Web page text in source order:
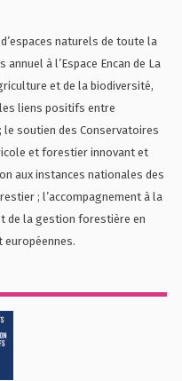
naturels de toute la
à l’Espace Encan de La
et de la biodiversité,
liens positifs entre
soutien des Conservatoires
et forestier innovant et
aux instances nationales des
; l’accompagnement à la
de la gestion forestière en
européennes.